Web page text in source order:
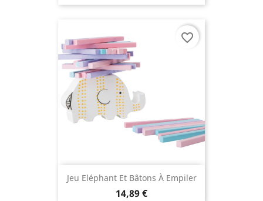
Jeu Eléphant Et Bâtons À Empiler
14,89 €
favorite_border